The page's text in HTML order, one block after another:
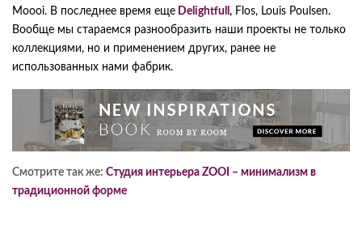
Moooi. В последнее время еще Delightfull , Flos, Louis Poulsen.
Вообще мы стараемся разнообразить наши проекты не только
коллекциями, но и применением других, ранее не
использованных нами фабрик.
Смотрите так же: Студия интерьера ZOOI – минимализм в
традиционной форме